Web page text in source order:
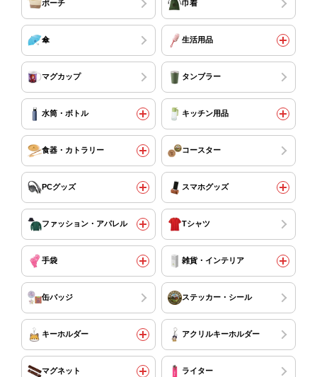
ポーチ 巾着
傘 生活用品
マグカップ タンブラー
水筒・ボトル キッチン用品
食器・カトラリー コースター
PCグッズ スマホグッズ
ファッション・アパレル Tシャツ
手袋 雑貨・インテリア
缶バッジ ステッカー・シール
キーホルダー アクリルキーホルダー
マグネット ライター